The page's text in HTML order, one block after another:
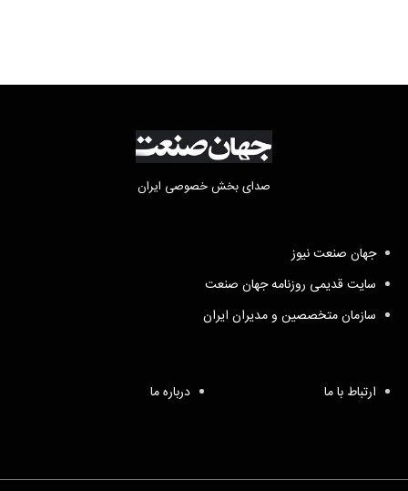
صدای بخش خصوصی ایران
جهان صنعت نیوز
سایت قدیمی روزنامه جهان صنعت
سازمان متخصصین و مدیران ایران
ارتباط با ما درباره ما